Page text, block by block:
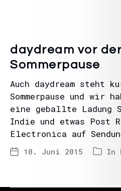
daydream vor
Sommerpause
Auch daydream steht
Sommerpause und wir
eine geballte Ladung
Indie und etwas Post
Electronica auf
10. Juni 2015 In